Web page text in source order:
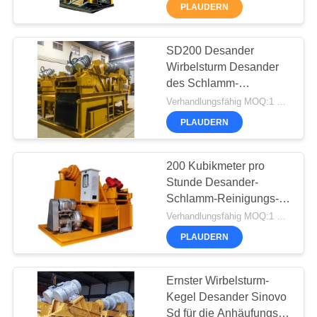
AUSFLUG
QUALITÄTSKONTROLLE
TRETEN
MIT
VERBINDUNG
JETZT
CHATTEN
Kernbohranlage
55
CFA-Ausrüstung
28
PLAUDERN
SD200 Desander
Wirbelsturm Desander
des Schlamm-
Reinigungs-Gerät-48KW
80t/h für Schlamm-
Reinigung und
PLAUDERN
200 Kubikmeter pro
Stunde Desander-
Schlamm-Reinigungs-
Maschine für
Klärungsschlamm im
Zirkulations-Loch
Verhandlungsfähig MOQ:1 SATZ
PLAUDERN
Ernster Wirbelsturm-
Kegel Desander Sinovo
Sd für die Anhäufungs-